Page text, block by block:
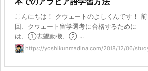
こんにちは！ クウェートのよしくんです！ 前
回、クウェート留学選考に合格するために
は、①志望動機、② ...
https://yoshikunmedina.com/2018/12/06/